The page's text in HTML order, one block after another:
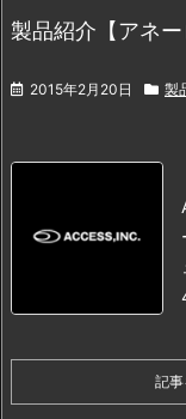
製品紹介【アネ
2015年2月20日 製
記